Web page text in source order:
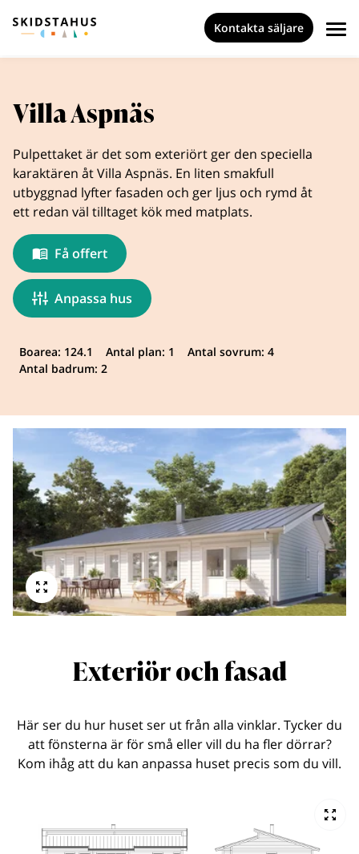
Kontakta säljare
Villa Aspnäs
Pulpettaket är det som exteriört ger den speciella
karaktären åt Villa Aspnäs. En liten smakfull
utbyggnad lyfter fasaden och ger ljus och rymd åt
ett redan väl tilltaget kök med matplats.
Få offert
Anpassa hus
Boarea: 124.1 Antal plan: 1
Antal sovrum: 4
Antal badrum: 2
Exteriör och fasad
Här ser du hur huset ser ut från alla vinklar. Tycker du
att fönsterna är för små eller vill du ha fler dörrar?
Kom ihåg att du kan anpassa huset precis som du vill.